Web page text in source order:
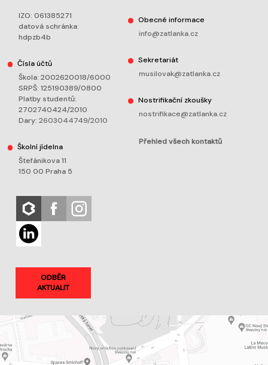
IZO: 061385271
datová schránka:
hdpzb4b
Čísla účtů
Škola: 2002620018/6000
SRPŠ: 125190389/0800
Platby studentů:
2702740424/2010
Dary: 2603044749/2010
Školní jídelna
Štefánikova 11
150 00 Praha 5
ODBĚR
AKTUALIT
Obecné informace
info@zatlanka.cz
Sekretariát
musilovak@zatlanka.cz
Nostrifikační zkoušky
nostrifikace@zatlanka.cz
Přehled všech kontaktů